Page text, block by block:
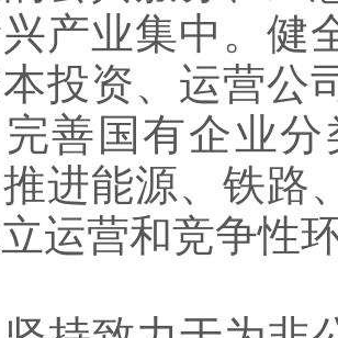
产业集中。健
投资、运营公
善国有企业
进能源、铁路
运营和竞争性